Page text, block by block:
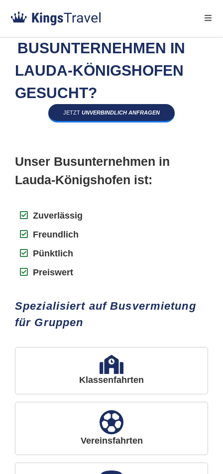
BUSUNTERNEHMEN IN
LAUDA-KÖNIGSHOFEN
GESUCHT?
JETZT UNVERBINDLICH ANFRAGEN
Unser Busunternehmen in
Lauda-Königshofen ist:
Zuverlässig
Freundlich
Pünktlich
Preiswert
Spezialisiert auf Busvermietung
für Gruppen
Klassenfahrten
Vereinsfahrten